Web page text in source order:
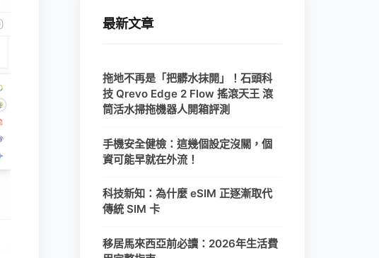
最新文章
拖地不再是「把髒水抹開」！石頭科
技 Qrevo Edge 2 Flow 搖滾天王 滾
筒活水掃拖機器人開箱評測
手機安全健檢：這幾個設定沒關，個
資可能早就在外流！
科技新知：為什麼 eSIM 正逐漸取代
傳統 SIM 卡
移居馬來西亞前必讀：2026年生活費